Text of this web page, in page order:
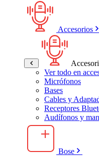
Accesorios
Ver todo en
Micrófonos
Bases
Cables y
Receptores
Audífonos y
Bose